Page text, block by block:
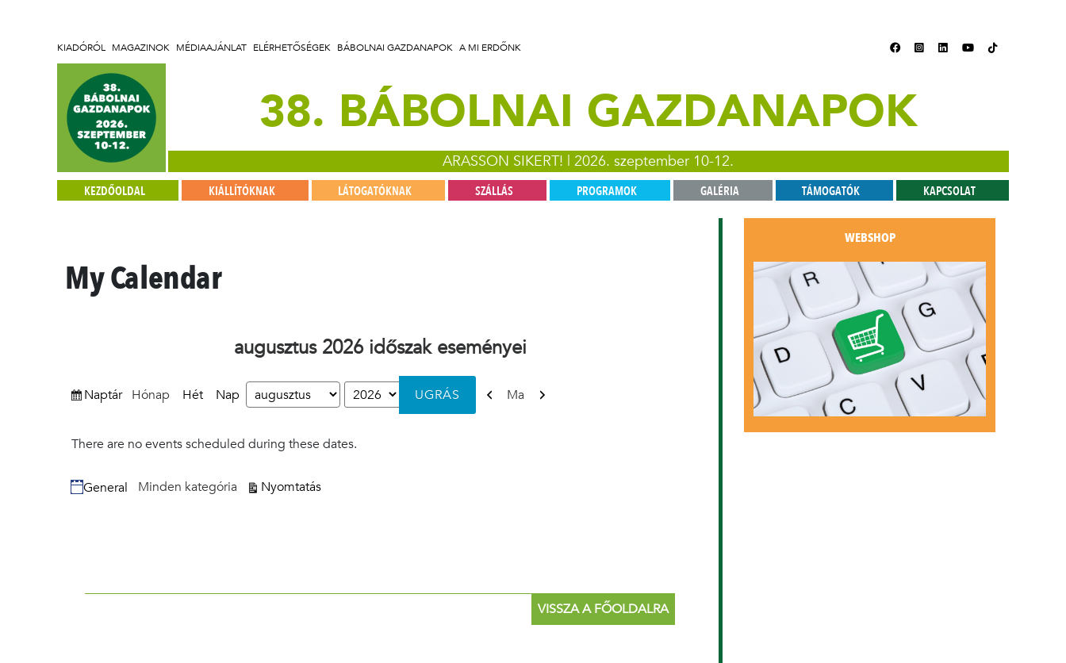
KIADÓRÓL MAGAZINOK MÉDIAAJÁNLAT ELÉRHETŐSÉGEK BÁBOLNAI GAZDANAPOK A MI ERDŐNK
38. BÁBOLNAI GAZDANAPOK
ARASSON SIKERT! | 2026. szeptember 10-12.
KEZDŐOLDAL KIÁLLÍTÓKNAK LÁTOGATÓKNAK SZÁLLÁS PROGRAMOK GALÉRIA TÁMOGATÓK KAPCSOLAT
My Calendar
augusztus 2026 időszak eseményei
Naptárnézet
Hónap Hét Nap
Hónap
Év
Előző
Ma Következő
There are no events scheduled during these dates.
Kategóriák
General Minden kategória Nyomtatásnézet
VISSZA A FŐOLDALRA
WEBSHOP